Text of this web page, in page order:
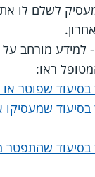
לשלם לו
- למידע מורחב על
ראו:
בסיעוד שפוטר
בסיעוד
בסיעוד שהתפטר